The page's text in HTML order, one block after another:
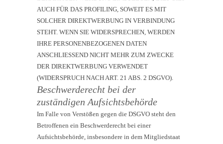
AUCH FÜR DAS PROFILING, SOWEIT ES MIT
SOLCHER DIREKTWERBUNG IN VERBINDUNG
STEHT. WENN SIE WIDERSPRECHEN, WERDEN
IHRE PERSONENBEZOGENEN DATEN
ANSCHLIESSEND NICHT MEHR ZUM ZWECKE
DER DIREKTWERBUNG VERWENDET
(WIDERSPRUCH NACH ART. 21 ABS. 2 DSGVO).
Beschwerde­recht bei der
zuständigen Aufsichts­behörde
Im Falle von Verstößen gegen die DSGVO steht den
Betroffenen ein Beschwerderecht bei einer
Aufsichtsbehörde, insbesondere in dem Mitgliedstaat